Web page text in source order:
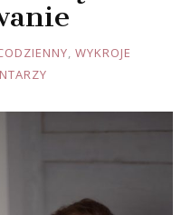
, WYKROJE